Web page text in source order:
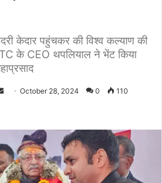
केदार पहुंचकर की विश्व कल्याण की
के CEO थपलियाल ने भेंट किया
a
n
e
October 28, 2024 0 110